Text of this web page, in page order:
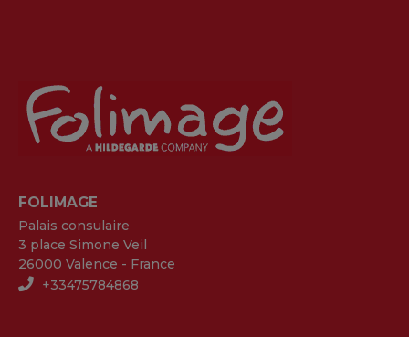
FOLIMAGE
Palais consulaire
3 place Simone Veil
26000 Valence - France
+33475784868